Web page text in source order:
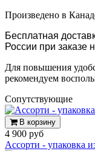
Произведено в
Бесплатная
России при заказе
Для повышения
рекомендуем
Cопутствующие
В корзину
4 900 руб
Ассорти - упаковка